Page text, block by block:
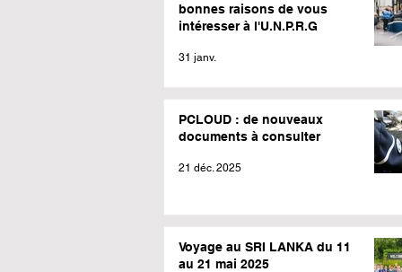
bonnes raisons de vous
intéresser à l'U.N.P.R.G
31 janv.
PCLOUD : de nouveaux
documents à consulter
21 déc. 2025
Voyage au SRI LANKA du 11
au 21 mai 2025